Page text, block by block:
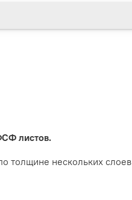
листов.
толщине нескольких слоев